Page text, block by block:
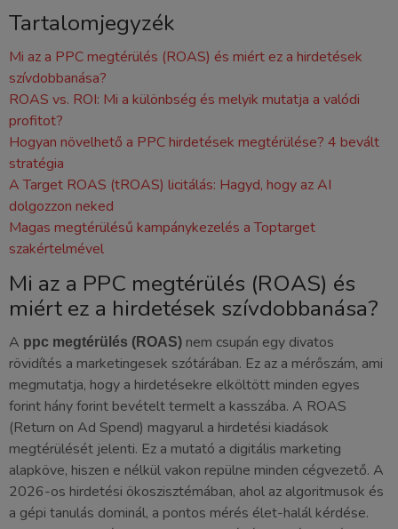
Tartalomjegyzék
Mi az a PPC megtérülés (ROAS) és miért ez a hirdetések
szívdobbanása?
ROAS vs. ROI: Mi a különbség és melyik mutatja a valódi
profitot?
Hogyan növelhető a PPC hirdetések megtérülése? 4 bevált
stratégia
A Target ROAS (tROAS) licitálás: Hagyd, hogy az AI
dolgozzon neked
Magas megtérülésű kampánykezelés a Toptarget
szakértelmével
Mi az a PPC megtérülés (ROAS) és
miért ez a hirdetések szívdobbanása?
A ppc megtérülés (ROAS) nem csupán egy divatos
rövidítés a marketingesek szótárában. Ez az a mérőszám, ami
megmutatja, hogy a hirdetésekre elköltött minden egyes
forint hány forint bevételt termelt a kasszába. A ROAS
(Return on Ad Spend) magyarul a hirdetési kiadások
megtérülését jelenti. Ez a mutató a digitális marketing
alapköve, hiszen e nélkül vakon repülne minden cégvezető. A
2026-os hirdetési ökoszisztémában, ahol az algoritmusok és
a gépi tanulás dominál, a pontos mérés élet-halál kérdése.